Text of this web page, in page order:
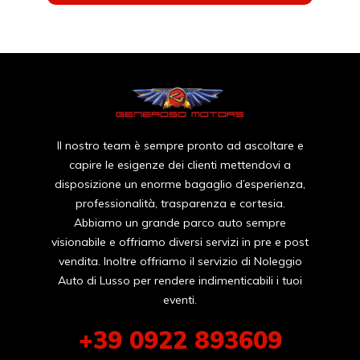
Il nostro team è sempre pronto ad ascoltare e
capire le esigenze dei clienti mettendovi a
disposizione un enorme bagaglio d’esperienza,
professionalità, trasparenza e cortesia.
Abbiamo un grande parco auto sempre
visionabile e offriamo diversi servizi in pre e post
vendita. Inoltre offriamo il servizio di Noleggio
Auto di Lusso per rendere indimenticabili i tuoi
eventi.
+39 0922 893609